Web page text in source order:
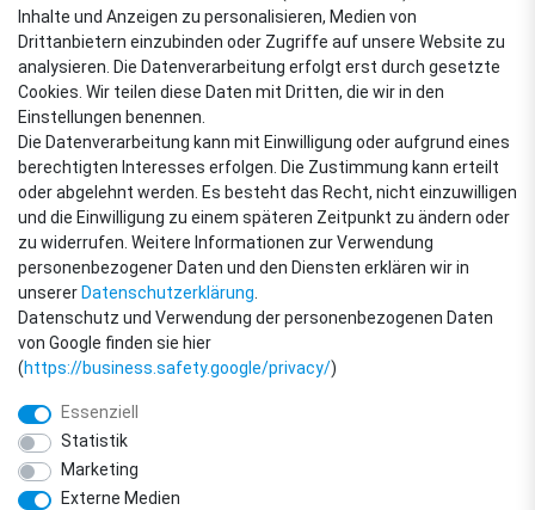
Sehr gut
VERSANDARTEN
ZAHLUNGSARTEN
Inhalte und Anzeigen zu personalisieren, Medien von
Drittanbietern einzubinden oder Zugriffe auf unsere Website zu
analysieren. Die Datenverarbeitung erfolgt erst durch gesetzte
Cookies. Wir teilen diese Daten mit Dritten, die wir in den
Einstellungen benennen.
Die Datenverarbeitung kann mit Einwilligung oder aufgrund eines
berechtigten Interesses erfolgen. Die Zustimmung kann erteilt
oder abgelehnt werden. Es besteht das Recht, nicht einzuwilligen
und die Einwilligung zu einem späteren Zeitpunkt zu ändern oder
zu widerrufen. Weitere Informationen zur Verwendung
personenbezogener Daten und den Diensten erklären wir in
unserer Daten­schutz­erklärung
Datenschutz und Verwendung der personenbezogenen Daten
von Google finden sie hier
(https://business.safety.google/privacy/)
Essenziell
Statistik
Marketing
Externe Medien